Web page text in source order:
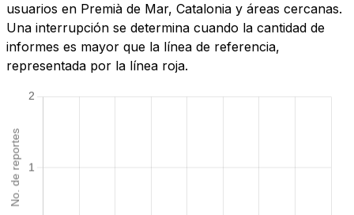
usuarios en Premià de Mar, Catalonia y áreas cercanas.
Una interrupción se determina cuando la cantidad de
informes es mayor que la línea de referencia,
representada por la línea roja.